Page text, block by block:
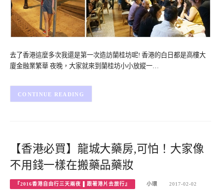
去了香港這麼多次我還是第一次造訪蘭桂坊呢! 香港的白日都是高樓大
廈金融業繁華 夜晚，大家就來到蘭桂坊小小放縱一…
CONTINUE READING
【香港必買】龍城大藥房,可怕！大家像
不用錢一樣在搬藥品藥妝
『2016香港自由行三天兩夜 ▌跟著港片去旅行』 小環 2017-02-02